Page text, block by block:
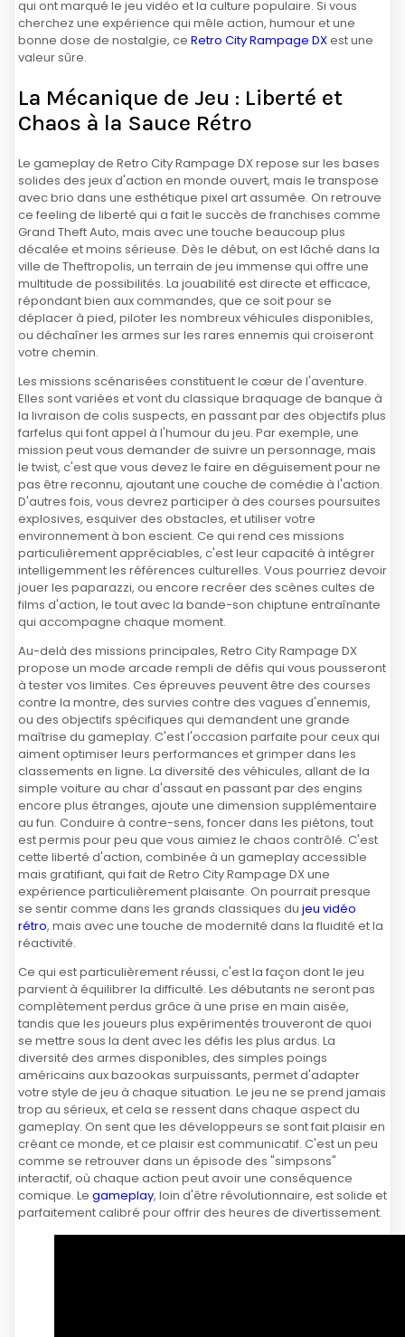
qui ont marqué le jeu vidéo et la culture populaire. Si vous
cherchez une expérience qui mêle action, humour et une
bonne dose de nostalgie, ce Retro City Rampage DXest une
valeur sûre.
La Mécanique de Jeu : Liberté et
Chaos à la Sauce Rétro
Le gameplay de Retro City Rampage DX repose sur les bases
solides des jeux d'action en monde ouvert, mais le transpose
avec brio dans une esthétique pixel art assumée. On retrouve
ce feeling de liberté qui a fait le succès de franchises comme
Grand Theft Auto, mais avec une touche beaucoup plus
décalée et moins sérieuse. Dès le début, on est lâché dans la
ville de Theftropolis, un terrain de jeu immense qui offre une
multitude de possibilités. La jouabilité est directe et efficace,
répondant bien aux commandes, que ce soit pour se
déplacer à pied, piloter les nombreux véhicules disponibles,
ou déchaîner les armes sur les rares ennemis qui croiseront
votre chemin.
Les missions scénarisées constituent le cœur de l'aventure.
Elles sont variées et vont du classique braquage de banque à
la livraison de colis suspects, en passant par des objectifs plus
farfelus qui font appel à l'humour du jeu. Par exemple, une
mission peut vous demander de suivre un personnage, mais
le twist, c'est que vous devez le faire en déguisement pour ne
pas être reconnu, ajoutant une couche de comédie à l'action.
D'autres fois, vous devrez participer à des courses poursuites
explosives, esquiver des obstacles, et utiliser votre
environnement à bon escient. Ce qui rend ces missions
particulièrement appréciables, c'est leur capacité à intégrer
intelligemment les références culturelles. Vous pourriez devoir
jouer les paparazzi, ou encore recréer des scènes cultes de
films d'action, le tout avec la bande-son chiptune entraînante
qui accompagne chaque moment.
Au-delà des missions principales, Retro City Rampage DX
propose un mode arcade rempli de défis qui vous pousseront
à tester vos limites. Ces épreuves peuvent être des courses
contre la montre, des survies contre des vagues d'ennemis,
ou des objectifs spécifiques qui demandent une grande
maîtrise du gameplay. C'est l'occasion parfaite pour ceux qui
aiment optimiser leurs performances et grimper dans les
classements en ligne. La diversité des véhicules, allant de la
simple voiture au char d'assaut en passant par des engins
encore plus étranges, ajoute une dimension supplémentaire
au fun. Conduire à contre-sens, foncer dans les piétons, tout
est permis pour peu que vous aimiez le chaos contrôlé. C'est
cette liberté d'action, combinée à un gameplay accessible
mais gratifiant, qui fait de Retro City Rampage DX une
expérience particulièrement plaisante. On pourrait presque
se sentir comme dans les grands classiques du jeu vidéo
rétro, mais avec une touche de modernité dans la fluidité et la
réactivité.
Ce qui est particulièrement réussi, c'est la façon dont le jeu
parvient à équilibrer la difficulté. Les débutants ne seront pas
complètement perdus grâce à une prise en main aisée,
tandis que les joueurs plus expérimentés trouveront de quoi
se mettre sous la dent avec les défis les plus ardus. La
diversité des armes disponibles, des simples poings
américains aux bazookas surpuissants, permet d'adapter
votre style de jeu à chaque situation. Le jeu ne se prend jamais
trop au sérieux, et cela se ressent dans chaque aspect du
gameplay. On sent que les développeurs se sont fait plaisir en
créant ce monde, et ce plaisir est communicatif. C'est un peu
comme se retrouver dans un épisode des "simpsons"
interactif, où chaque action peut avoir une conséquence
comique. Le gameplay, loin d'être révolutionnaire, est solide et
parfaitement calibré pour offrir des heures de divertissement.